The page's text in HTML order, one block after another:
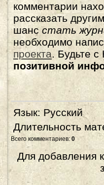
комментарии
рассказать
шанс стать
необходимо
проекта. Будьте
позитивной
Язык: Русский
Длительность
Всего комментариев: 0
Для добавления